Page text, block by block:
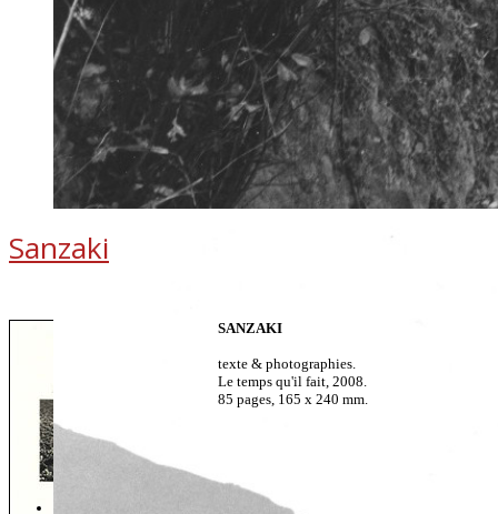
Sanzaki
SANZAKI
texte & photographies.
Le temps qu'il fait, 2008.
85 pages, 165 x 240 mm.